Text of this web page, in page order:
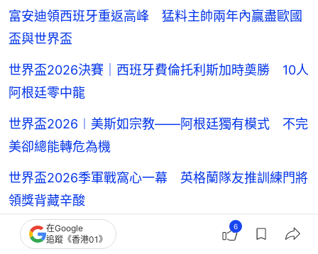
富安迪領西班牙重返高峰 猛料主帥兩年內贏盡歐國
盃與世界盃
世界盃2026決賽｜西班牙費倫托利斯加時奠勝 10人
阿根廷零中龍
世界盃2026︱美斯如宗教——阿根廷獨有模式 不完
美卻總能轉危為機
世界盃2026季軍戰窩心一幕 英格蘭隊友推訓練門將
領獎背藏辛酸
世界盃2026總結｜公平競技與體育精神非必然 球場
在Google
追蹤《香港01》
6